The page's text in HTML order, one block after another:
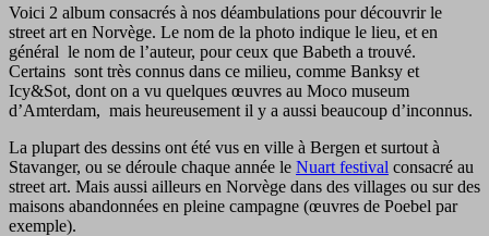
Voici 2 album consacrés à nos déambulations pour découvrir le
street art en Norvège. Le nom de la photo indique le lieu, et en
général le nom de l’auteur, pour ceux que Babeth a trouvé.
Certains sont très connus dans ce milieu, comme Banksy et
Icy&Sot, dont on a vu quelques œuvres au Moco museum
d’Amterdam, mais heureusement il y a aussi beaucoup d’inconnus.
La plupart des dessins ont été vus en ville à Bergen et surtout à
Stavanger, ou se déroule chaque année le Nuart festival consacré au
street art. Mais aussi ailleurs en Norvège dans des villages ou sur des
maisons abandonnées en pleine campagne (œuvres de Poebel par
exemple).